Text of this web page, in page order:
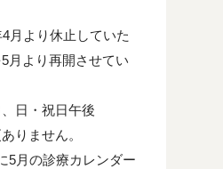
月より休止していた
月より再開させてい
日・祝日午後
りません。
5月の診療カレンダー